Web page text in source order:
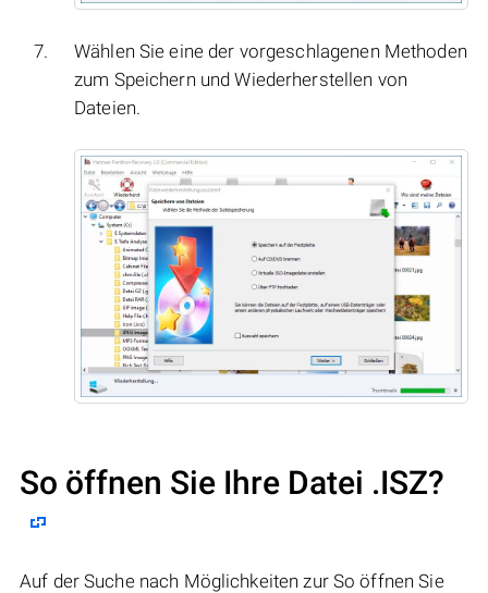
Wählen Sie eine der vorgeschlagenen Methoden
zum Speichern und Wiederherstellen von
Dateien.
So öffnen Sie Ihre Datei .ISZ?
Auf der Suche nach Möglichkeiten zur So öffnen Sie